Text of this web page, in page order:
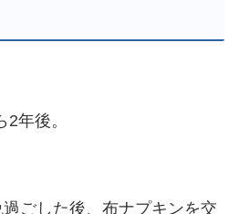
年後。
ごした後、布ナプキンを交